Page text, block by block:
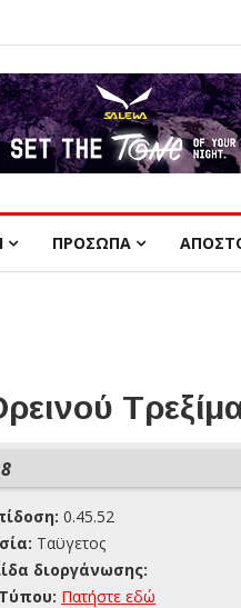
ΠΡΟΣΩΠΑ
0.45.52
Ταϋγετος
διοργάνωσης:
Πατήστε εδώ